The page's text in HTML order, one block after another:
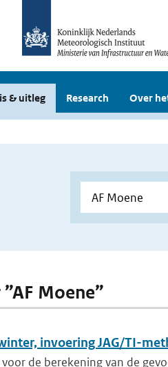
& uitleg Research Over
Moene”
invoering JAG/TI-
de berekening van de